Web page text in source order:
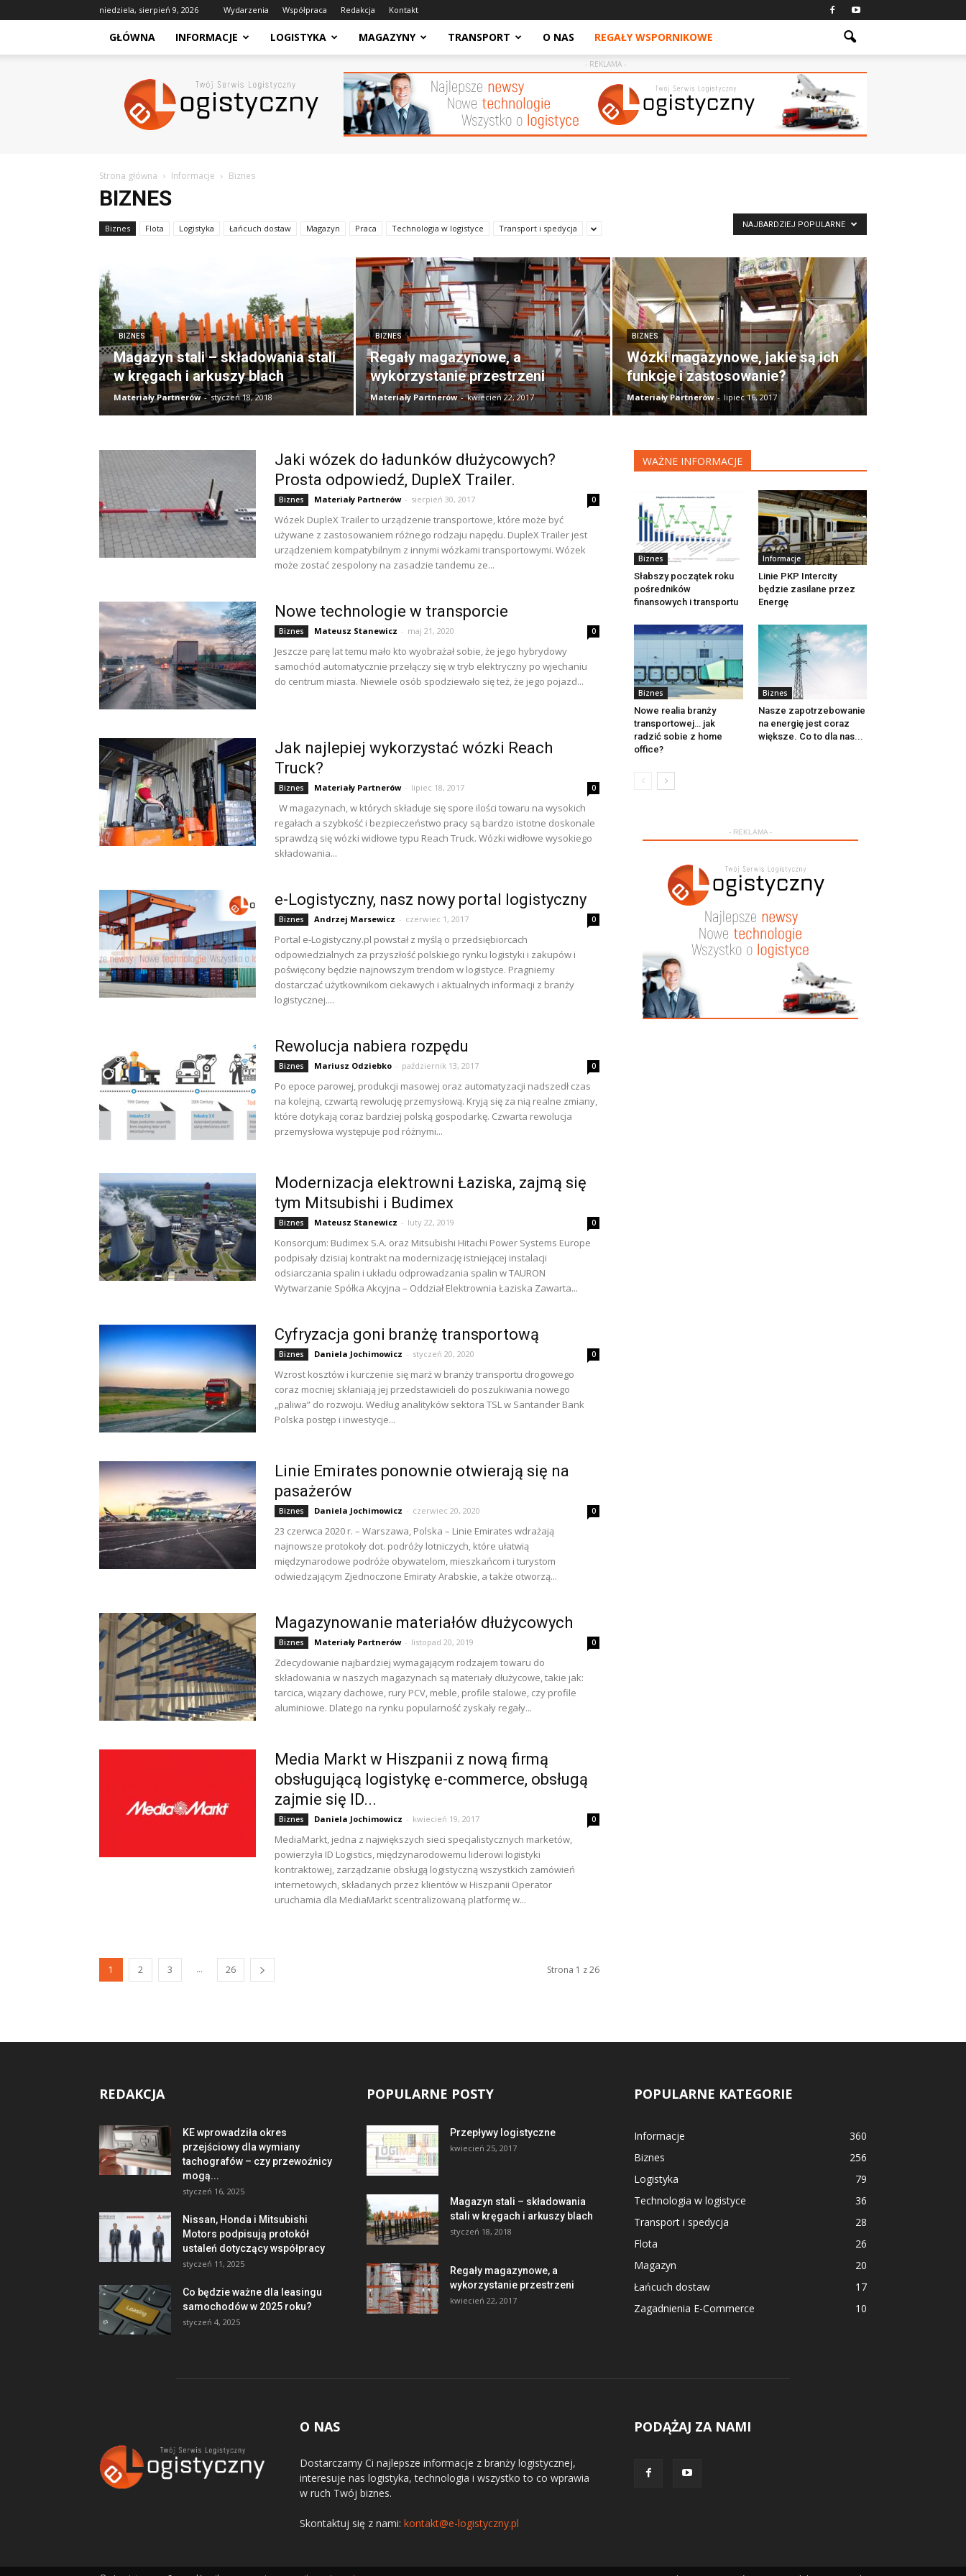
niedziela, sierpień 9, 2026 Wydarzenia Współpraca Redakcja Kontakt
GŁÓWNA INFORMACJE LOGISTYKA MAGAZYNY TRANSPORT O NAS REGAŁY WSPORNIKOWE
eLogistyczny
–
Twój
Serwis
- REKLAMA -
Strona główna Informacje Biznes
BIZNES
Biznes Flota Logistyka Łańcuch dostaw Magazyn Praca Technologia w logistyce Transport i spedycja NAJBARDZIEJ POPULARNE
BIZNES
Magazyn stali – składowania stali
w kręgach i arkuszy blach
Materiały Partnerów - styczeń 18, 2018
BIZNES
Regały magazynowe, a
wykorzystanie przestrzeni
Materiały Partnerów - kwiecień 22, 2017
BIZNES
Wózki magazynowe, jakie są ich
funkcje i zastosowanie?
Materiały Partnerów - lipiec 16, 2017
Jaki wózek do ładunków dłużycowych?
Prosta odpowiedź, DupleX Trailer.
Biznes Materiały Partnerów - sierpień 30, 2017 0
Wózek DupleX Trailer to urządzenie transportowe, które może być
używane z zastosowaniem różnego rodzaju napędu. DupleX Trailer jest
urządzeniem kompatybilnym z innymi wózkami transportowymi. Wózek
może zostać zespolony na zasadzie tandemu ze...
Nowe technologie w transporcie
Biznes Mateusz Stanewicz - maj 21, 2020 0
Jeszcze parę lat temu mało kto wyobrażał sobie, że jego hybrydowy
samochód automatycznie przełączy się w tryb elektryczny po wjechaniu
do centrum miasta. Niewiele osób spodziewało się też, że jego pojazd...
Jak najlepiej wykorzystać wózki Reach
Truck?
Biznes Materiały Partnerów - lipiec 18, 2017 0
W magazynach, w których składuje się spore ilości towaru na wysokich
regałach a szybkość i bezpieczeństwo pracy są bardzo istotne doskonale
sprawdzą się wózki widłowe typu Reach Truck. Wózki widłowe wysokiego
składowania...
e-Logistyczny, nasz nowy portal logistyczny
Biznes Andrzej Marsewicz - czerwiec 1, 2017 0
Portal e-Logistyczny.pl powstał z myślą o przedsiębiorcach
odpowiedzialnych za przyszłość polskiego rynku logistyki i zakupów i
poświęcony będzie najnowszym trendom w logistyce. Pragniemy
dostarczać użytkownikom ciekawych i aktualnych informacji z branży
logistycznej....
Rewolucja nabiera rozpędu
Biznes Mariusz Odziebko - październik 13, 2017 0
Po epoce parowej, produkcji masowej oraz automatyzacji nadszedł czas
na kolejną, czwartą rewolucję przemysłową. Kryją się za nią realne zmiany,
które dotykają coraz bardziej polską gospodarkę. Czwarta rewolucja
przemysłowa występuje pod różnymi...
Modernizacja elektrowni Łaziska, zajmą się
tym Mitsubishi i Budimex
Biznes Mateusz Stanewicz - luty 22, 2019 0
Konsorcjum: Budimex S.A. oraz Mitsubishi Hitachi Power Systems Europe
podpisały dzisiaj kontrakt na modernizację istniejącej instalacji
odsiarczania spalin i układu odprowadzania spalin w TAURON
Wytwarzanie Spółka Akcyjna – Oddział Elektrownia Łaziska Zawarta...
Cyfryzacja goni branżę transportową
Biznes Daniela Jochimowicz - styczeń 20, 2020 0
Wzrost kosztów i kurczenie się marż w branży transportu drogowego
coraz mocniej skłaniają jej przedstawicieli do poszukiwania nowego
„paliwa” do rozwoju. Według analityków sektora TSL w Santander Bank
Polska postęp i inwestycje...
Linie Emirates ponownie otwierają się na
pasażerów
Biznes Daniela Jochimowicz - czerwiec 20, 2020 0
23 czerwca 2020 r. – Warszawa, Polska – Linie Emirates wdrażają
najnowsze protokoły dot. podróży lotniczych, które ułatwią
międzynarodowe podróże obywatelom, mieszkańcom i turystom
odwiedzającym Zjednoczone Emiraty Arabskie, a także otworzą...
Magazynowanie materiałów dłużycowych
Biznes Materiały Partnerów - listopad 20, 2019 0
Zdecydowanie najbardziej wymagającym rodzajem towaru do
składowania w naszych magazynach są materiały dłużycowe, takie jak:
tarcica, wiązary dachowe, rury PCV, meble, profile stalowe, czy profile
aluminiowe. Dlatego na rynku popularność zyskały regały...
Media Markt w Hiszpanii z nową firmą
obsługującą logistykę e-commerce, obsługą
zajmie się ID...
Biznes Daniela Jochimowicz - kwiecień 19, 2017 0
MediaMarkt, jedna z największych sieci specjalistycznych marketów,
powierzyła ID Logistics, międzynarodowemu liderowi logistyki
kontraktowej, zarządzanie obsługą logistyczną wszystkich zamówień
internetowych, składanych przez klientów w Hiszpanii Operator
uruchamia dla MediaMarkt scentralizowaną platformę w...
1 2 3 ... 26 Strona 1 z 26
WAŻNE INFORMACJE
Biznes
Słabszy początek roku
pośredników
finansowych i transportu
Informacje
Linie PKP Intercity
będzie zasilane przez
Energę
Biznes
Nowe realia branży
transportowej… jak
radzić sobie z home
office?
Biznes
Nasze zapotrzebowanie
na energię jest coraz
większe. Co to dla nas...
- REKLAMA -
REDAKCJA
KE wprowadziła okres
przejściowy dla wymiany
tachografów – czy przewoźnicy
mogą...
styczeń 16, 2025
Nissan, Honda i Mitsubishi
Motors podpisują protokół
ustaleń dotyczący współpracy
styczeń 11, 2025
Co będzie ważne dla leasingu
samochodów w 2025 roku?
styczeń 4, 2025
POPULARNE POSTY
Przepływy logistyczne
kwiecień 25, 2017
Magazyn stali – składowania
stali w kręgach i arkuszy blach
styczeń 18, 2018
Regały magazynowe, a
wykorzystanie przestrzeni
kwiecień 22, 2017
POPULARNE KATEGORIE
Informacje
360
Biznes
256
Logistyka
79
Technologia w logistyce
36
Transport i spedycja
28
Flota
26
Magazyn
20
Łańcuch dostaw
17
Zagadnienia E-Commerce
10
O NAS
Dostarczamy Ci najlepsze informacje z branży logistycznej,
interesuje nas logistyka, technologia i wszystko to co wprawia
w ruch Twój biznes.
Skontaktuj się z nami: kontakt@e-logistyczny.pl
PODĄŻAJ ZA NAMI